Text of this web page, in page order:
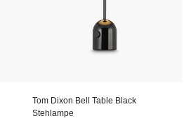
Tom Dixon Bell Table Black
Stehlampe